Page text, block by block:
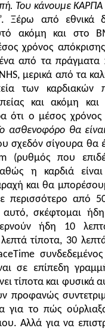
. Του κάνουμε ΚΑΡΠΑ
Ξέρω από εθνικά
ακόμη και στο
χρόνος
από τα πράγματα
μερικά από τα
των καρδιακών
και ακόμη
ότι ο μέσος
ασθενοφόρο θα
σχεδόν σίγουρα θα
(ρυθμός που
η καρδιά
και θα
περισσότερο από
αυτό, σκέφτομαι ήδη
ήδη 10
λεπτάτίποτα, 30
σε επίπεδη
τίποτα και φυσικά
προφανώς
για το πώς
Αλλά για να